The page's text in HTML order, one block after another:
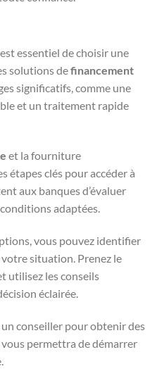
essentiel de choisir une
solutions definancement
significatifs, comme une
et un traitement rapide
et la fourniture
étapes clés pour accéder à
aux banques d’évaluer
adaptées.
vous pouvez identifier
situation. Prenez le
utilisez les conseils
éclairée.
un conseiller pour obtenir des
permettra de démarrer